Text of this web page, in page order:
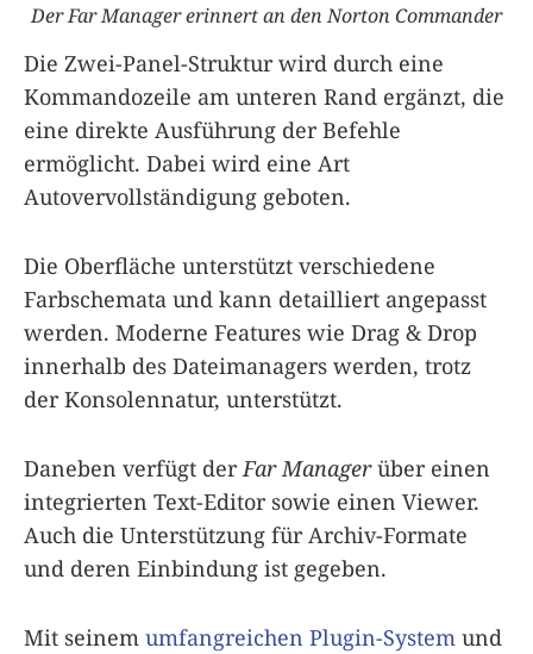
Der Far Manager erinnert an den Norton Commander
Die Zwei-Panel-Struktur wird durch eine
Kommandozeile am unteren Rand ergänzt, die
eine direkte Ausführung der Befehle
ermöglicht. Dabei wird eine Art
Autovervollständigung geboten.
Die Oberfläche unterstützt verschiedene
Farbschemata und kann detailliert angepasst
werden. Moderne Features wie Drag & Drop
innerhalb des Dateimanagers werden, trotz
der Konsolennatur, unterstützt.
Daneben verfügt der Far Managerüber einen
integrierten Text-Editor sowie einen Viewer.
Auch die Unterstützung für Archiv-Formate
und deren Einbindung ist gegeben.
Mit seinem umfangreichen Plugin-System und